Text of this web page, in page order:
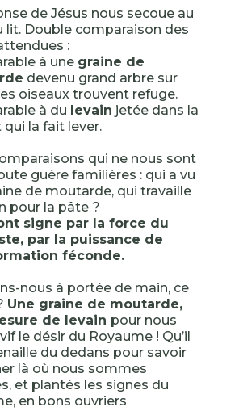
de Jésus nous secoue au
lit. Double comparaison des
:
à une graine de
devenu grand arbre sur
oiseaux trouvent refuge.
à du levain jetée dans la
la fait lever.
qui ne nous sont
guère familières : qui a vu
de moutarde, qui travaille
pour la pâte ?
signe par la force du
par la puissance de
féconde.
nous à portée de main, ce
Une graine de moutarde,
de levain pour nous
le désir du Royaume ! Qu’il
du dedans pour savoir
là où nous sommes
et plantés les signes du
en bons ouvriers